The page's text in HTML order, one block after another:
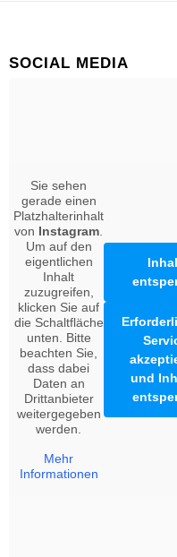
SOCIAL MEDIA
Sie sehen
gerade einen
Platzhalterinhalt
von Instagram
Um auf den
eigentlichen
Inhalt
zuzugreifen,
klicken Sie auf
die Schaltfläche
unten. Bitte
beachten Sie,
dass dabei
Daten an
Drittanbieter
weitergegeben
werden.
Mehr
Informationen
und